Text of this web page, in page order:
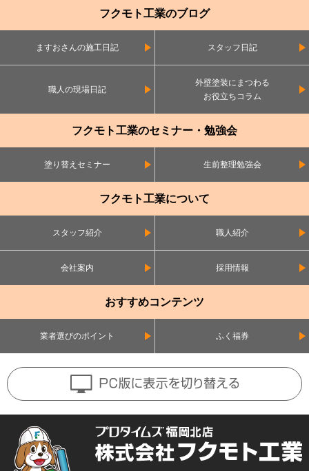
フクモト工業のブログ
ますおさんの施工日記 スタッフ日記
職人の現場日記
外壁塗装にまつわる
お役立ちコラム
フクモト工業のセミナー・勉強会
塗り替えセミナー 生前整理勉強会
フクモト工業について
スタッフ紹介 職人紹介
会社案内 採用情報
おすすめコンテンツ
業者選びのポイント ふく福券